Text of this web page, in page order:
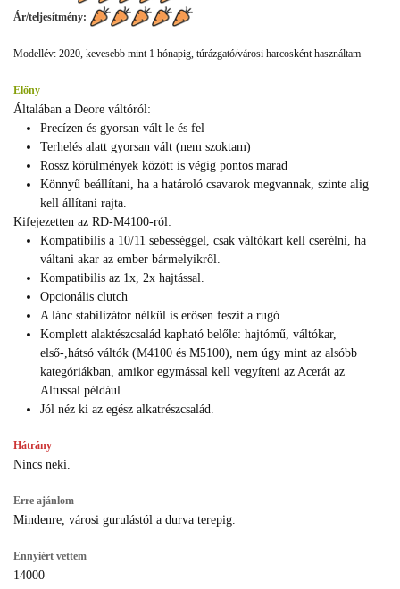
Ár/teljesítmény:
Modellév: 2020, kevesebb mint 1 hónapig, túrázgató/városi harcosként használtam
Előny
Általában a Deore váltóról:
Precízen és gyorsan vált le és fel
Terhelés alatt gyorsan vált (nem szoktam)
Rossz körülmények között is végig pontos marad
Könnyű beállítani, ha a határoló csavarok megvannak, szinte alig
kell állítani rajta.
Kifejezetten az RD-M4100-ról:
Kompatibilis a 10/11 sebességgel, csak váltókart kell cserélni, ha
váltani akar az ember bármelyikről.
Kompatibilis az 1x, 2x hajtással.
Opcionális clutch
A lánc stabilizátor nélkül is erősen feszít a rugó
Komplett alaktészcsalád kapható belőle: hajtómű, váltókar,
első-,hátsó váltók (M4100 és M5100), nem úgy mint az alsóbb
kategóriákban, amikor egymással kell vegyíteni az Acerát az
Altussal például.
Jól néz ki az egész alkatrészcsalád.
Hátrány
Nincs neki.
Erre ajánlom
Mindenre, városi gurulástól a durva terepig.
Ennyiért vettem
14000